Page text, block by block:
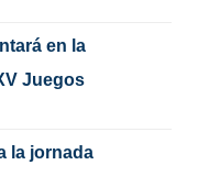
en la
Juegos
la jornada